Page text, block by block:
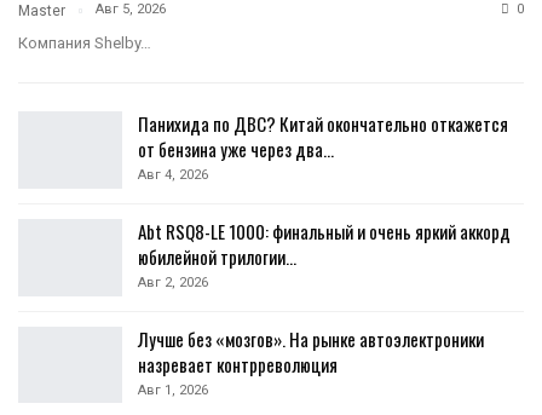
Master Авг 5, 2026 0
Компания Shelby…
Панихида по ДВС? Китай окончательно откажется
от бензина уже через два…
Авг 4, 2026
Abt RSQ8-LE 1000: финальный и очень яркий аккорд
юбилейной трилогии…
Авг 2, 2026
Лучше без «мозгов». На рынке автоэлектроники
назревает контрреволюция
Авг 1, 2026